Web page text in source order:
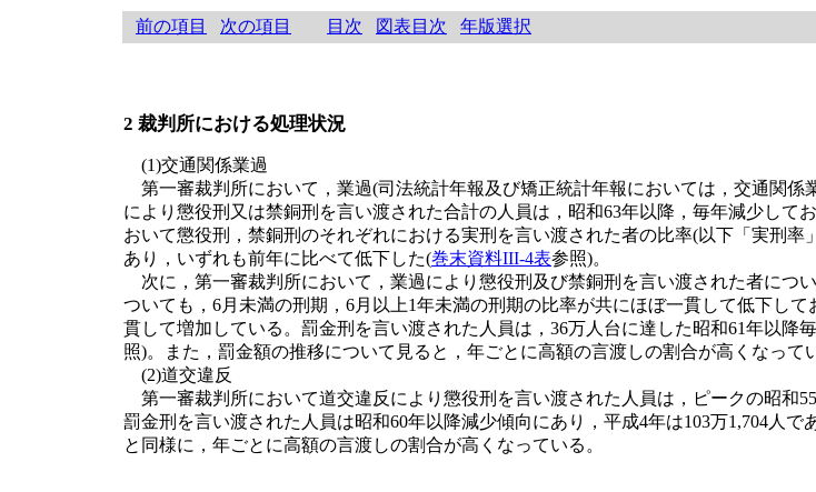
前の項目 次の項目 目次 図表目次 年版選択
2 裁判所における処理状況
(1)交通関係業過
第一審裁判所において，業過(司法統計年報及び矯正統計年報においては，交通関
により懲役刑又は禁銅刑を言い渡された合計の人員は，昭和63年以降，毎年減少して
おいて懲役刑，禁銅刑のそれぞれにおける実刑を言い渡された者の比率(以下「実刑
あり，いずれも前年に比べて低下した(巻末資料III-4表参照)。
次に，第一審裁判所において，業過により懲役刑及び禁銅刑を言い渡された者につ
ついても，6月未満の刑期，6月以上1年未満の刑期の比率が共にほぼ一貫して低下し
貫して増加している。罰金刑を言い渡された人員は，36万人台に達した昭和61年以降
照)。また，罰金額の推移について見ると，年ごとに高額の言渡しの割合が高くなって
(2)道交違反
第一審裁判所において道交違反により懲役刑を言い渡された人員は，ピークの昭和
罰金刑を言い渡された人員は昭和60年以降減少傾向にあり，平成4年は103万1,704人で
と同様に，年ごとに高額の言渡しの割合が高くなっている。